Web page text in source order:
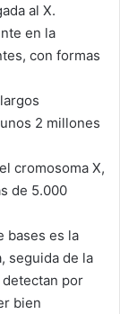
al X.
en la
con formas
2 millones
cromosoma X,
de 5.000
bases es la
seguida de la
por
bien